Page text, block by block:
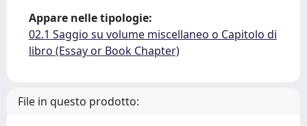
Appare nelle tipologie:
02.1 Saggio su volume miscellaneo o Capitolo di
libro (Essay or Book Chapter)
File in questo prodotto: